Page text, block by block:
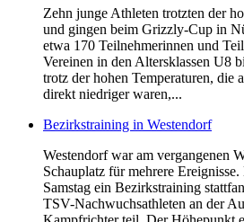
Zehn junge Athleten trotzten der
und gingen beim Grizzly-Cup in
etwa 170 Teilnehmerinnen und
Vereinen in den Altersklassen U8
trotz der hohen Temperaturen, die
direkt niedriger waren,...
Bezirkstraining in Westendorf
Westendorf war am vergangenen
Schauplatz für mehrere
Samstag ein Bezirkstraining
TSV-Nachwuchsathleten an der